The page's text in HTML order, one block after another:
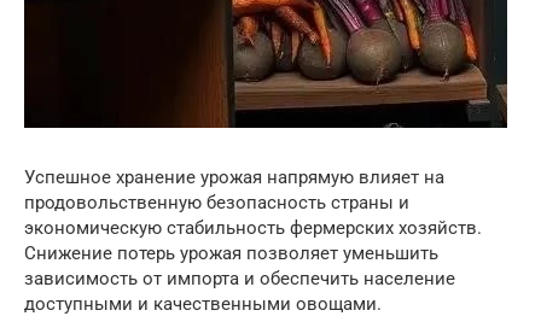
Успешное хранение урожая напрямую влияет на
продовольственную безопасность страны и
экономическую стабильность фермерских хозяйств.
Снижение потерь урожая позволяет уменьшить
зависимость от импорта и обеспечить население
доступными и качественными овощами.